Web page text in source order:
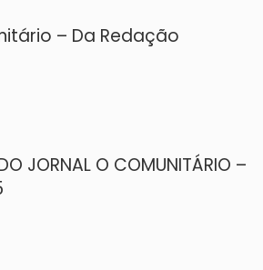
– Da Redação
JORNAL O COMUNITÁRIO –